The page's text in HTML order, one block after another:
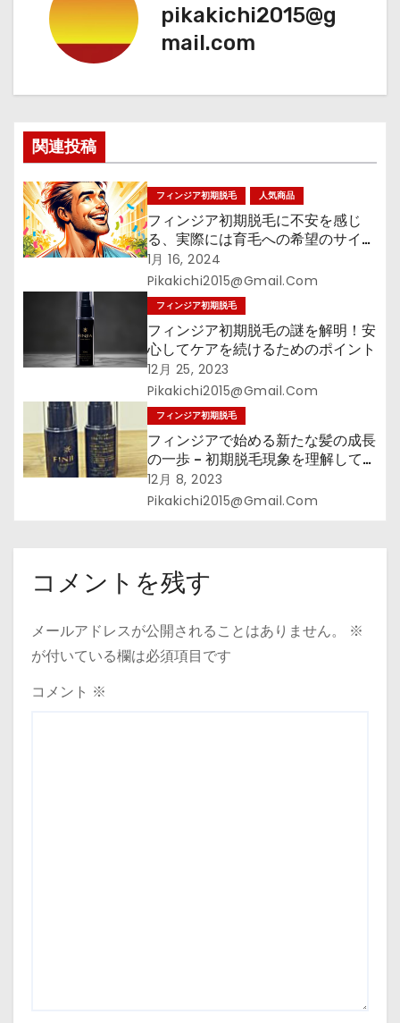
ビ
ゲ
ョ
ン
pikakichi2015@g
mail.com
関連投稿
フィンジア初期脱毛 人気商品
フィンジア初期脱毛に不安を感じ
る、実際には育毛への希望のサイ
ン!?
1月 16, 2024
Pikakichi2015@gmail.com
フィンジア初期脱毛
フィンジア初期脱毛の謎を解明！安
心してケアを続けるためのポイント
12月 25, 2023
Pikakichi2015@gmail.com
フィンジア初期脱毛
フィンジアで始める新たな髪の成長
の一歩 – 初期脱毛現象を理解して、
髪の健康への旅立ちをサポート！
12月 8, 2023
Pikakichi2015@gmail.com
コメントを残す
メールアドレスが公開されることはありません。
※
が付いている欄は必須項目です
コメント ※